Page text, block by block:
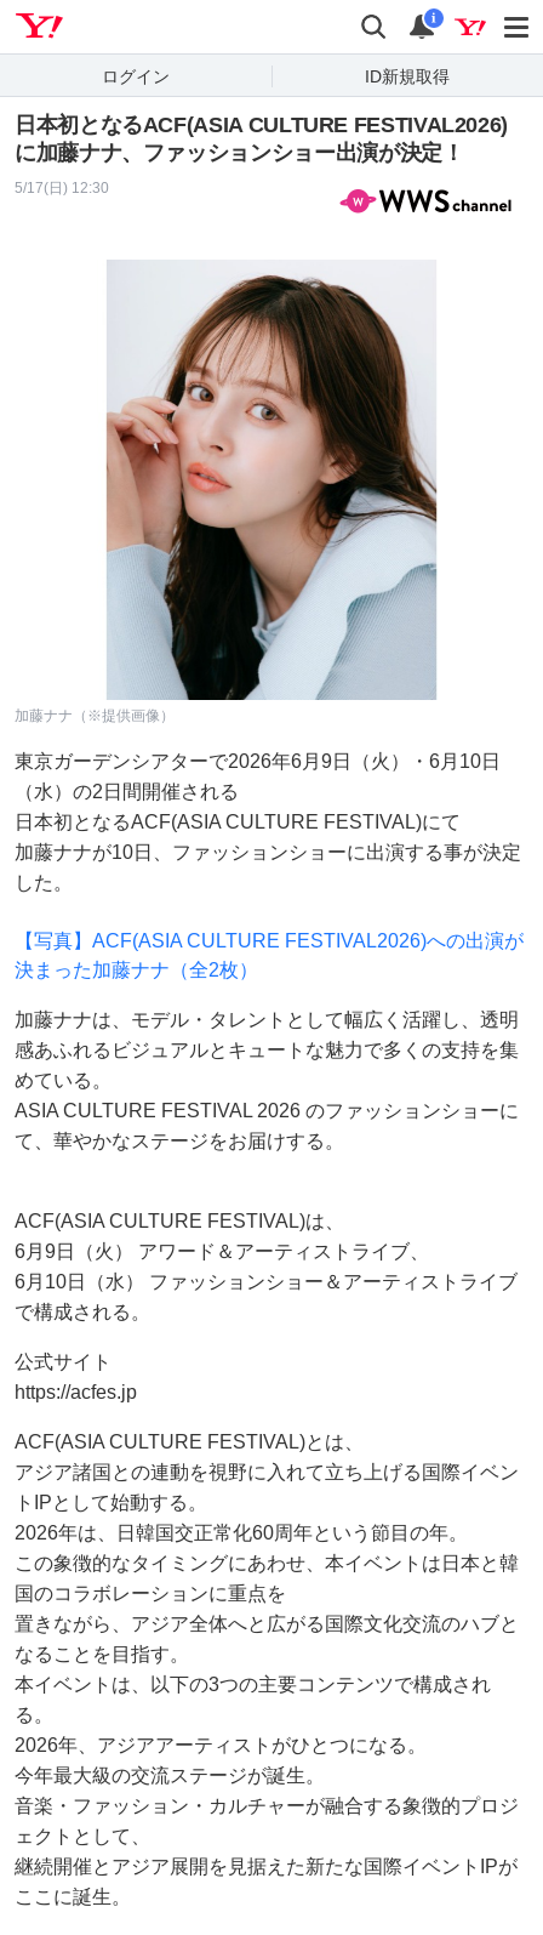
検索 通知
i
ログイン ID新規取得
日本初となるACF(ASIA CULTURE FESTIVAL2026)
に加藤ナナ、ファッションショー出演が決定！
5/17(日) 12:30
加藤ナナ（※提供画像）
東京ガーデンシアターで2026年6月9日（火）・6月10日
（水）の2日間開催される
日本初となるACF(ASIA CULTURE FESTIVAL)にて
加藤ナナが10日、ファッションショーに出演する事が決定
した。
【写真】ACF(ASIA CULTURE FESTIVAL2026)への出演が
決まった加藤ナナ（全2枚）
加藤ナナは、モデル・タレントとして幅広く活躍し、透明
感あふれるビジュアルとキュートな魅力で多くの支持を集
めている。
ASIA CULTURE FESTIVAL 2026 のファッションショーに
て、華やかなステージをお届けする。
ACF(ASIA CULTURE FESTIVAL)は、
6月9日（火） アワード＆アーティストライブ、
6月10日（水） ファッションショー＆アーティストライブ
で構成される。
公式サイト
https://acfes.jp
ACF(ASIA CULTURE FESTIVAL)とは、
アジア諸国との連動を視野に入れて立ち上げる国際イベン
トIPとして始動する。
2026年は、日韓国交正常化60周年という節目の年。
この象徴的なタイミングにあわせ、本イベントは日本と韓
国のコラボレーションに重点を
置きながら、アジア全体へと広がる国際文化交流のハブと
なることを目指す。
本イベントは、以下の3つの主要コンテンツで構成され
る。
2026年、アジアアーティストがひとつになる。
今年最大級の交流ステージが誕生。
音楽・ファッション・カルチャーが融合する象徴的プロジ
ェクトとして、
継続開催とアジア展開を見据えた新たな国際イベントIPが
ここに誕生。